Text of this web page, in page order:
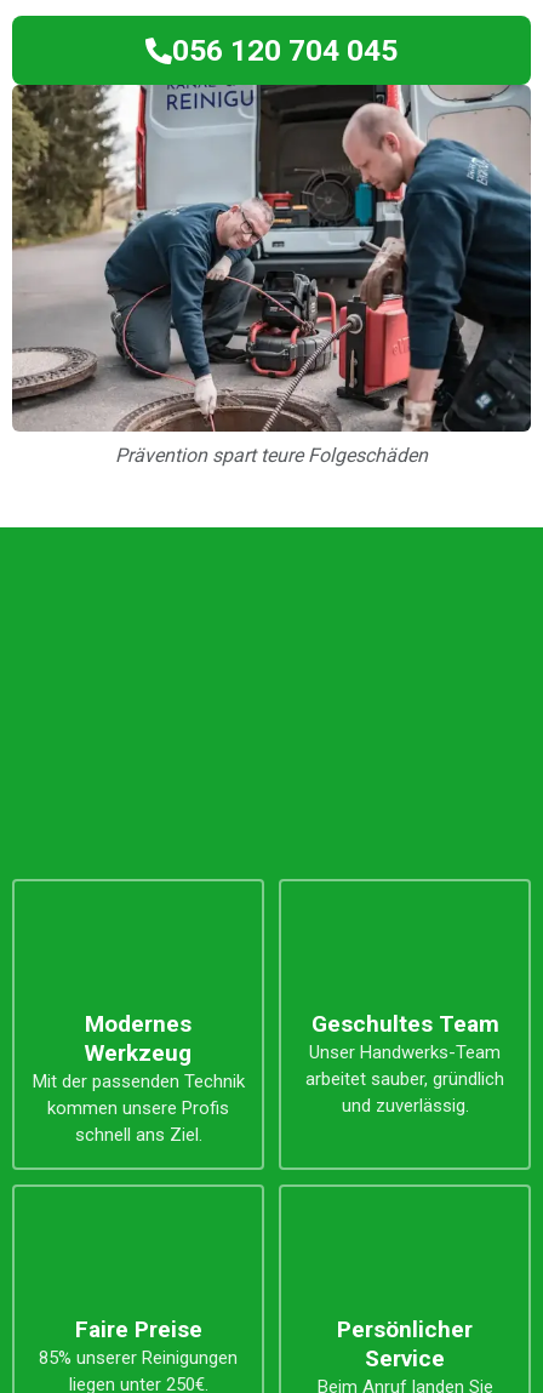
Prävention spart teure Folgeschäden
056 120 704 045
Modernes
Werkzeug
Mit der passenden Technik
kommen unsere Profis
schnell ans Ziel.
Geschultes Team
Unser Handwerks-Team
arbeitet sauber, gründlich
und zuverlässig.
Faire Preise
85% unserer Reinigungen
liegen unter 250€.
Persönlicher
Service
Beim Anruf landen Sie